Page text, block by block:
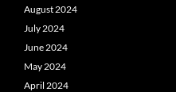
August 2024
July 2024
June 2024
May 2024
April 2024